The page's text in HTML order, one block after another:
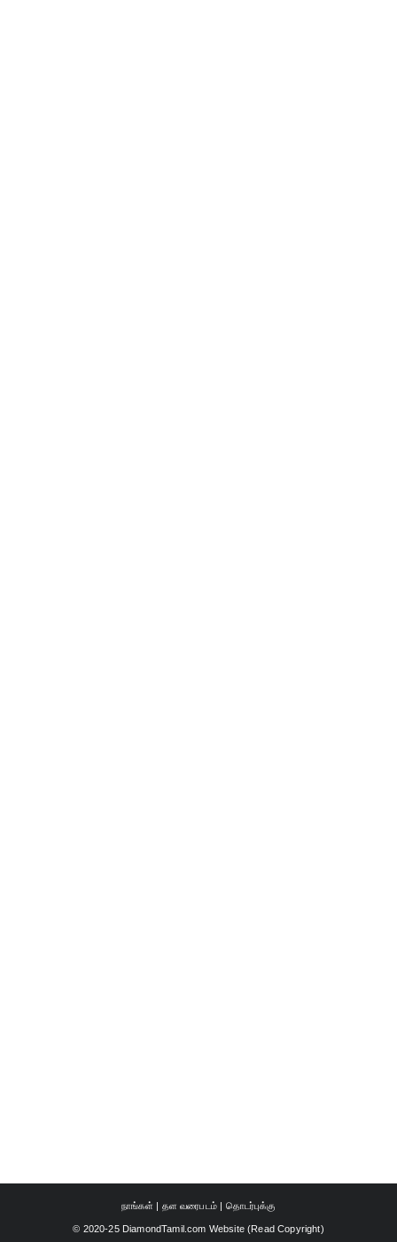
நாங்கள் | தள வரைபடம் | தொடர்புக்கு
© 2020-25 DiamondTamil.com Website (Read Copyright)